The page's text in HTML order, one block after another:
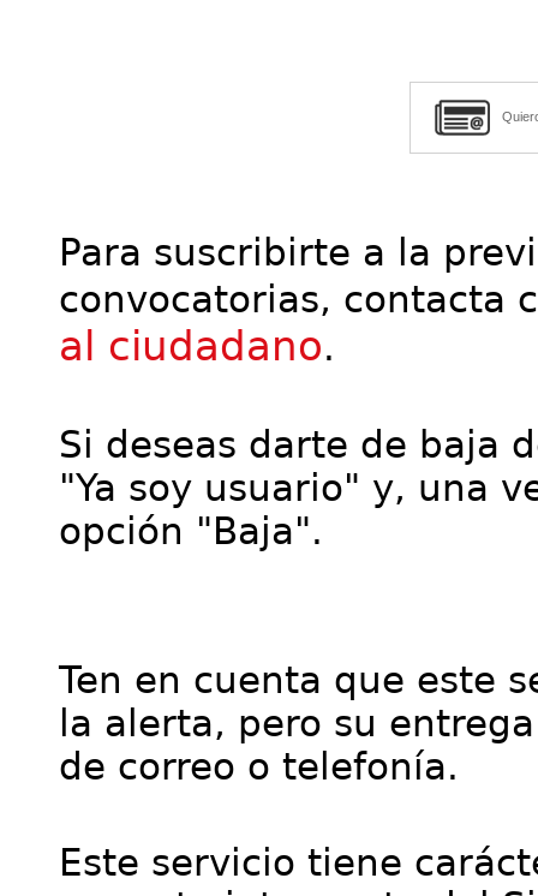
Para suscribirte a la
convocatorias, contacta
al ciudadano.
Si deseas darte de baja
"Ya soy usuario" y, una
opción "Baja".
Ten en cuenta que este
la alerta, pero su
de correo o telefonía.
Este servicio tiene